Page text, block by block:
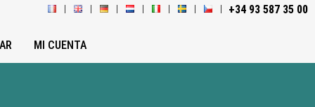
+34 93 587 35 00
MI CUENTA